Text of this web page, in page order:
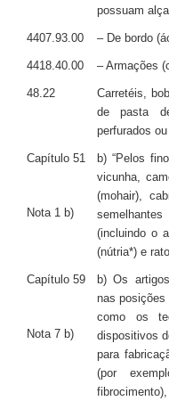
possuam
4407.93.00 – De bordo
4418.40.00 – Armações
48.22
Carretéis,
de pasta
perfurados
Capítulo 51
Nota 1 b)
b) “Pelos
vicunha,
(mohair),
(incluindo o
(nútria*) e
Capítulo 59
Nota 7 b)
b) Os
nas
como os
dispositivos
para
(por